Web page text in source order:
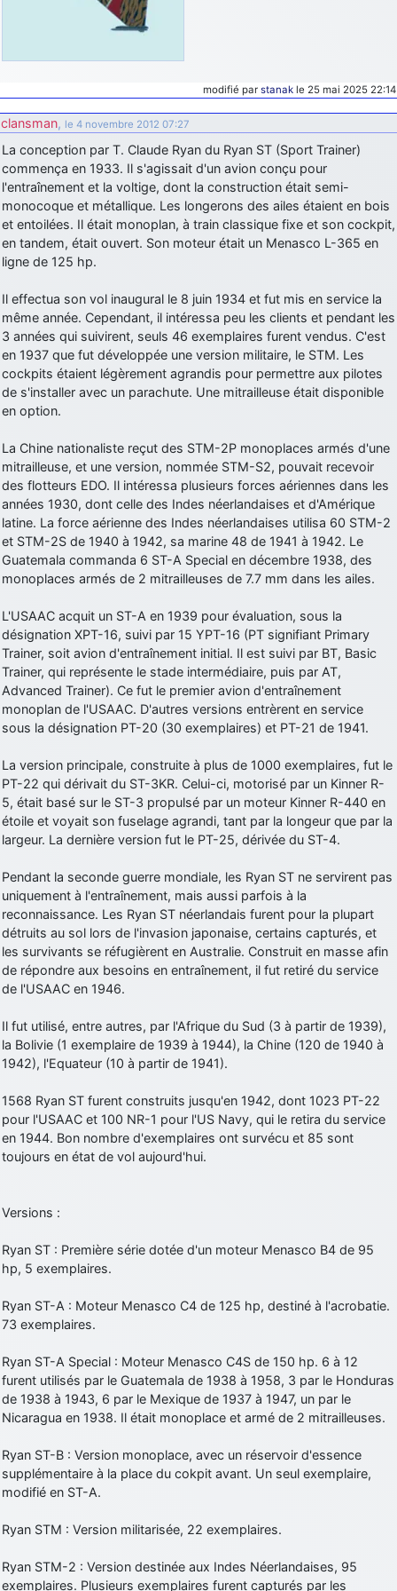
: Joyeux Noël à tous !
d9pouces: C'est plutôt après le lycée, voire après une prépa
scientifique, tu as donc encore un peu de temps devant toi
: bonjour a tous je suis un élève de première
passionnée par l'aviation militaire , pourrais je savoir que faire après
le lycée pour s'orienter et pouvoir devenir officier de l'armée de l'air?
d9pouces: lesquels, par exemple ?
mahmoud: bonsoir, très instructif ce site .mais nous aimerions avoir
les photo des anciens appareils de l'armée de l'air de la haute -volta
d9pouces
jericho: Pour moi tout est à nouveau OK dirait-on… Merci à toi.
d9pouces
: En espérant n’avoir coupé les accessoires de personne
au passage !
d9pouces: j'ai trouvé un palliatif un peu violent, mais ça devrait aller
un peu mieux
d9pouces
jericho: Ah ben je peux te confirmer que j'étais resté dans le filtre…
d9pouces: Désolé ! Mon filtrage a été un peu trop violent
manifestement
tout voir
modifié par stanak le 25 mai 2025 22:14
clansman, le 4 novembre 2012 07:27
La conception par T. Claude Ryan du Ryan ST (Sport Trainer)
commença en 1933. Il s'agissait d'un avion conçu pour
l'entraînement et la voltige, dont la construction était semi-
monocoque et métallique. Les longerons des ailes étaient en bois
et entoilées. Il était monoplan, à train classique fixe et son cockpit,
en tandem, était ouvert. Son moteur était un Menasco L-365 en
ligne de 125 hp.
Il effectua son vol inaugural le 8 juin 1934 et fut mis en service la
même année. Cependant, il intéressa peu les clients et pendant les
3 années qui suivirent, seuls 46 exemplaires furent vendus. C'est
en 1937 que fut développée une version militaire, le STM. Les
cockpits étaient légèrement agrandis pour permettre aux pilotes
de s'installer avec un parachute. Une mitrailleuse était disponible
en option.
La Chine nationaliste reçut des STM-2P monoplaces armés d'une
mitrailleuse, et une version, nommée STM-S2, pouvait recevoir
des flotteurs EDO. Il intéressa plusieurs forces aériennes dans les
années 1930, dont celle des Indes néerlandaises et d'Amérique
latine. La force aérienne des Indes néerlandaises utilisa 60 STM-2
et STM-2S de 1940 à 1942, sa marine 48 de 1941 à 1942. Le
Guatemala commanda 6 ST-A Special en décembre 1938, des
monoplaces armés de 2 mitrailleuses de 7.7 mm dans les ailes.
L'USAAC acquit un ST-A en 1939 pour évaluation, sous la
désignation XPT-16, suivi par 15 YPT-16 (PT signifiant Primary
Trainer, soit avion d'entraînement initial. Il est suivi par BT, Basic
Trainer, qui représente le stade intermédiaire, puis par AT,
Advanced Trainer). Ce fut le premier avion d'entraînement
monoplan de l'USAAC. D'autres versions entrèrent en service
sous la désignation PT-20 (30 exemplaires) et PT-21 de 1941.
La version principale, construite à plus de 1000 exemplaires, fut le
PT-22 qui dérivait du ST-3KR. Celui-ci, motorisé par un Kinner R-
5, était basé sur le ST-3 propulsé par un moteur Kinner R-440 en
étoile et voyait son fuselage agrandi, tant par la longeur que par la
largeur. La dernière version fut le PT-25, dérivée du ST-4.
Pendant la seconde guerre mondiale, les Ryan ST ne servirent pas
uniquement à l'entraînement, mais aussi parfois à la
reconnaissance. Les Ryan ST néerlandais furent pour la plupart
détruits au sol lors de l'invasion japonaise, certains capturés, et
les survivants se réfugièrent en Australie. Construit en masse afin
de répondre aux besoins en entraînement, il fut retiré du service
de l'USAAC en 1946.
Il fut utilisé, entre autres, par l'Afrique du Sud (3 à partir de 1939),
la Bolivie (1 exemplaire de 1939 à 1944), la Chine (120 de 1940 à
1942), l'Equateur (10 à partir de 1941).
1568 Ryan ST furent construits jusqu'en 1942, dont 1023 PT-22
pour l'USAAC et 100 NR-1 pour l'US Navy, qui le retira du service
en 1944. Bon nombre d'exemplaires ont survécu et 85 sont
toujours en état de vol aujourd'hui.
Versions :
Ryan ST : Première série dotée d'un moteur Menasco B4 de 95
hp, 5 exemplaires.
Ryan ST-A : Moteur Menasco C4 de 125 hp, destiné à l'acrobatie.
73 exemplaires.
Ryan ST-A Special : Moteur Menasco C4S de 150 hp. 6 à 12
furent utilisés par le Guatemala de 1938 à 1958, 3 par le Honduras
de 1938 à 1943, 6 par le Mexique de 1937 à 1947, un par le
Nicaragua en 1938. Il était monoplace et armé de 2 mitrailleuses.
Ryan ST-B : Version monoplace, avec un réservoir d'essence
supplémentaire à la place du cokpit avant. Un seul exemplaire,
modifié en ST-A.
Ryan STM : Version militarisée, 22 exemplaires.
Ryan STM-2 : Version destinée aux Indes Néerlandaises, 95
exemplaires. Plusieurs exemplaires furent capturés par les